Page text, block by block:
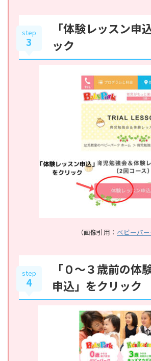
step
3
「体験レッスン申
ック
（画像引用： ベビーパ
step
4
「０〜３歳前の体
申込」をクリック